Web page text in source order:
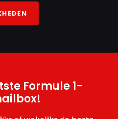
Formule 1-